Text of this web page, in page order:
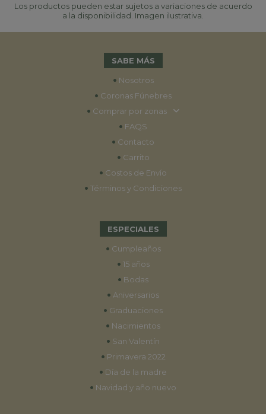
Los productos pueden estar sujetos a variaciones de acuerdo
a la disponibilidad. Imagen ilustrativa.
SABE MÁS
• Nosotros
• Coronas Fúnebres
• Comprar por zonas
• FAQS
• Contacto
• Carrito
• Costos de Envío
• Términos y Condiciones
ESPECIALES
• Cumpleaños
• 15 años
• Bodas
• Aniversarios
• Graduaciones
• Nacimientos
• San Valentín
• Primavera 2022
• Día de la madre
• Navidad y año nuevo